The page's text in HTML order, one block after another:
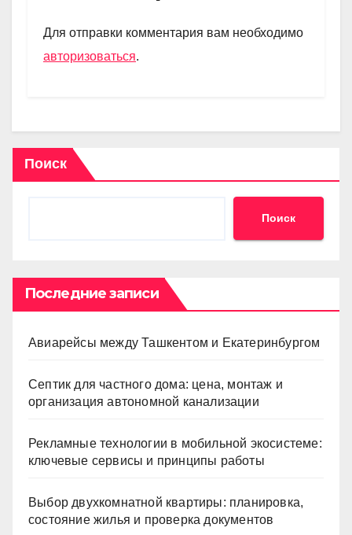
m p
p
a
и
Для отправки комментария вам необходимо
авторизоваться.
Поиск
Поиск
Последние записи
Авиарейсы между Ташкентом и Екатеринбургом
Септик для частного дома: цена, монтаж и
организация автономной канализации
Рекламные технологии в мобильной экосистеме:
ключевые сервисы и принципы работы
Выбор двухкомнатной квартиры: планировка,
состояние жилья и проверка документов